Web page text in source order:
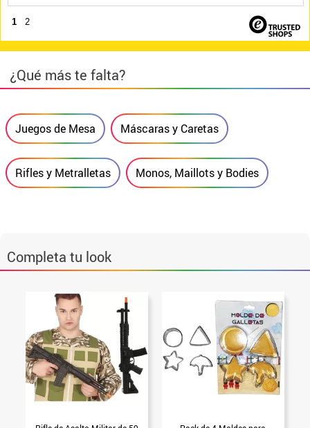
1 2
¿Qué más te falta?
Juegos de Mesa Máscaras y Caretas
Rifles y Metralletas Monos, Maillots y Bodies
Completa tu look